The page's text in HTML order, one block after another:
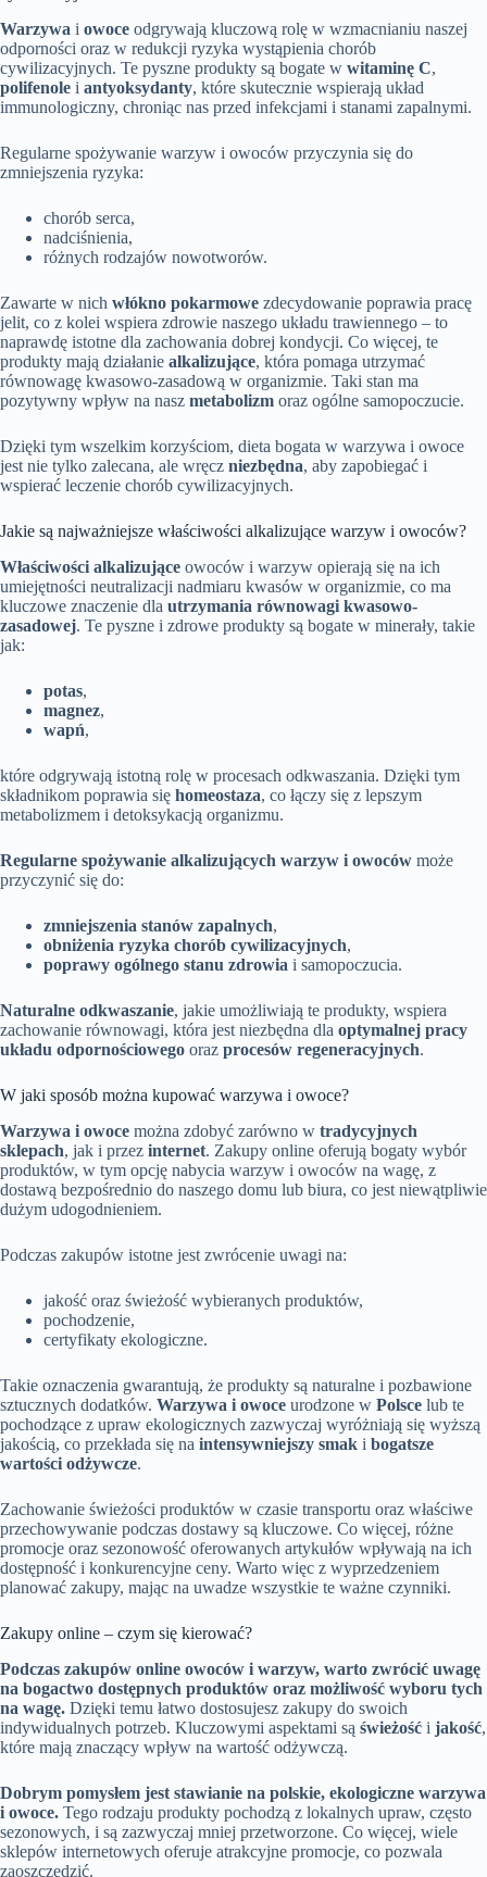
Warzywa i owoce odgrywają kluczową rolę w wzmacnianiu naszej
odporności oraz w redukcji ryzyka wystąpienia chorób
cywilizacyjnych. Te pyszne produkty są bogate w witaminę C,
polifenole i antyoksydanty, które skutecznie wspierają układ
immunologiczny, chroniąc nas przed infekcjami i stanami zapalnymi.
Regularne spożywanie warzyw i owoców przyczynia się do
zmniejszenia ryzyka:
chorób serca,
nadciśnienia,
różnych rodzajów nowotworów.
Zawarte w nich włókno pokarmowe zdecydowanie poprawia pracę
jelit, co z kolei wspiera zdrowie naszego układu trawiennego – to
naprawdę istotne dla zachowania dobrej kondycji. Co więcej, te
produkty mają działanie alkalizujące, która pomaga utrzymać
równowagę kwasowo-zasadową w organizmie. Taki stan ma
pozytywny wpływ na nasz metabolizm oraz ogólne samopoczucie.
Dzięki tym wszelkim korzyściom, dieta bogata w warzywa i owoce
jest nie tylko zalecana, ale wręcz niezbędna, aby zapobiegać i
wspierać leczenie chorób cywilizacyjnych.
Jakie są najważniejsze właściwości alkalizujące warzyw i owoców?
Właściwości alkalizujące owoców i warzyw opierają się na ich
umiejętności neutralizacji nadmiaru kwasów w organizmie, co ma
kluczowe znaczenie dla utrzymania równowagi kwasowo-
zasadowej. Te pyszne i zdrowe produkty są bogate w minerały, takie
jak:
potas,
magnez,
wapń,
które odgrywają istotną rolę w procesach odkwaszania. Dzięki tym
składnikom poprawia się homeostaza, co łączy się z lepszym
metabolizmem i detoksykacją organizmu.
Regularne spożywanie alkalizujących warzyw i owoców może
przyczynić się do:
zmniejszenia stanów zapalnych,
obniżenia ryzyka chorób cywilizacyjnych,
poprawy ogólnego stanu zdrowia i samopoczucia.
Naturalne odkwaszanie, jakie umożliwiają te produkty, wspiera
zachowanie równowagi, która jest niezbędna dla optymalnej pracy
układu odpornościowego oraz procesów regeneracyjnych.
W jaki sposób można kupować warzywa i owoce?
Warzywa i owoce można zdobyć zarówno w tradycyjnych
sklepach, jak i przez internet. Zakupy online oferują bogaty wybór
produktów, w tym opcję nabycia warzyw i owoców na wagę, z
dostawą bezpośrednio do naszego domu lub biura, co jest niewątpliwie
dużym udogodnieniem.
Podczas zakupów istotne jest zwrócenie uwagi na:
jakość oraz świeżość wybieranych produktów,
pochodzenie,
certyfikaty ekologiczne.
Takie oznaczenia gwarantują, że produkty są naturalne i pozbawione
sztucznych dodatków. Warzywa i owoce urodzone w Polsce lub te
pochodzące z upraw ekologicznych zazwyczaj wyróżniają się wyższą
jakością, co przekłada się na intensywniejszy smak i bogatsze
wartości odżywcze.
Zachowanie świeżości produktów w czasie transportu oraz właściwe
przechowywanie podczas dostawy są kluczowe. Co więcej, różne
promocje oraz sezonowość oferowanych artykułów wpływają na ich
dostępność i konkurencyjne ceny. Warto więc z wyprzedzeniem
planować zakupy, mając na uwadze wszystkie te ważne czynniki.
Zakupy online – czym się kierować?
Podczas zakupów online owoców i warzyw, warto zwrócić uwagę
na bogactwo dostępnych produktów oraz możliwość wyboru tych
na wagę. Dzięki temu łatwo dostosujesz zakupy do swoich
indywidualnych potrzeb. Kluczowymi aspektami są świeżość i jakość,
które mają znaczący wpływ na wartość odżywczą.
Dobrym pomysłem jest stawianie na polskie, ekologiczne warzywa
i owoce. Tego rodzaju produkty pochodzą z lokalnych upraw, często
sezonowych, i są zazwyczaj mniej przetworzone. Co więcej, wiele
sklepów internetowych oferuje atrakcyjne promocje, co pozwala
zaoszczędzić.